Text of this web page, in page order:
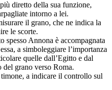
diretto della sua funzione,
intorno a lei.
il grano, che ne indica la
le scorte.
spesso Annona è accompagnata
a simboleggiare l’importanza
quelle dall’Egitto e dal
grano verso Roma.
a indicare il controllo sul